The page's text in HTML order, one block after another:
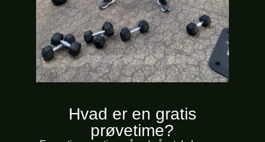
Hvad er en gratis
prøvetime?